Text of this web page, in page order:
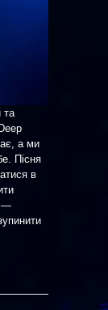
та
а ми
Пісня
в
—